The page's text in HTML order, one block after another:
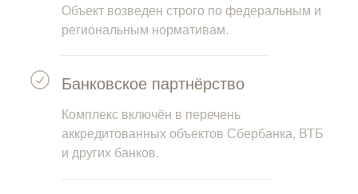
Комплекс включён в перечень
аккредитованных объектов Сбербанка, ВТБ
и других банков.
Банковское партнёрство
Объект возведен строго по федеральным и
региональным нормативам.